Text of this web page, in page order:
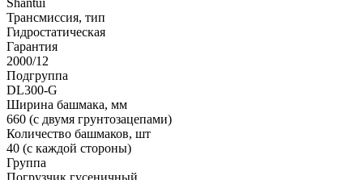
Shantui
Трансмиссия, тип
Гидростатическая
Гарантия
2000/12
Подгруппа
DL300-G
Ширина башмака, мм
660 (с двумя грунтозацепами)
Количество башмаков, шт
40 (с каждой стороны)
Группа